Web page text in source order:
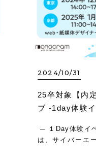
2024/10/31
25卒対象【内
ブ -1day体験
─ １Day体験イ
は、サイバーエ